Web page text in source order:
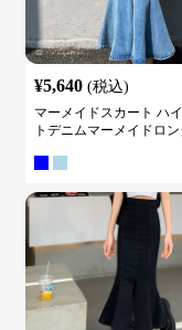
¥5,640 (税込)
マーメイドスカート ハ
トデニムマーメイドロ